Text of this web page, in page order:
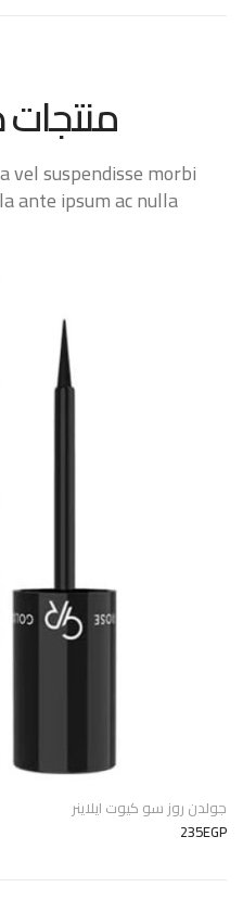
vel suspendisse morbi
ante ipsum ac nulla.
جولدن روز سو كيوت ايلاينر
235EGP